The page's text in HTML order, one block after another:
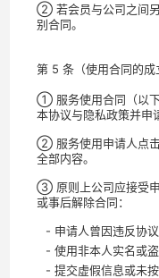
② 若会员与公司之间
别合同。
第 5 条（使用合同的成
① 服务使用合同（以下
本协议与隐私政策并申
② 服务使用申请人点击
全部内容。
③ 原则上公司应接受
或事后解除合同：
- 申请人曾因违反协议
- 使用非本人实名或盗
- 提交虚假信息或未